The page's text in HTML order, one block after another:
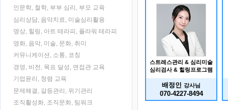
인문학, 철학, 부부 심리, 부모 교육
심리상담, 음악치료, 미술심리활용
명상, 힐링, 아트 테라피, 플라워 테라피
영화, 음악, 미술, 문화, 취미
커뮤니케이션, 소통, 코칭
경영, 비전, 목표 달성, 면접관 교육
기업윤리, 청렴 교육
문제해결, 갈등관리, 위기관리
조직활성화, 조직문화, 팀워크
스트레스관리 & 심리미술
심리검사 & 힐링프로그램
배정인 강사님
070-4227-8494